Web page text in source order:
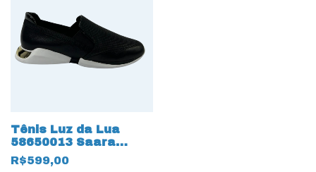
Tênis Luz da Lua
58650013 Saara
Ravena 17222 Preto
R$599,00